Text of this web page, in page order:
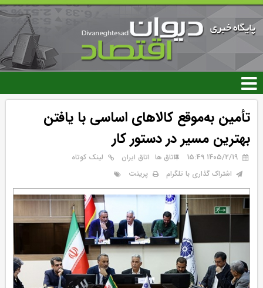
رفتن
محتوای
اصلی
تأمین به‌موقع کالاهای اساسی با یافتن
بهترین مسیر در دستور کار
۱۴۰۵/۲/۱۹ 15:49 اتاق ها اتاق ایران
لینک کوتاه
اشتراک گذاری با تلگرام
پرینت